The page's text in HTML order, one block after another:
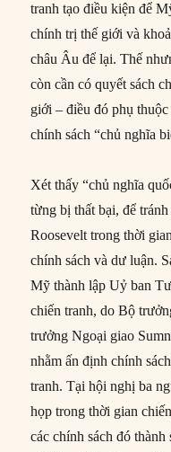
tranh tạo điều kiện để
chính trị thế giới và
châu Âu để lại. Thế
còn cần có quyết sách
giới – điều đó phụ
chính sách “chủ nghĩa
Xét thấy “chủ nghĩa
từng bị thất bại, để
Roosevelt trong thời
chính sách và dư luận.
Mỹ thành lập Uỷ ban
chiến tranh, do Bộ
trưởng Ngoại giao
nhằm ấn định chính
tranh. Tại hội nghị ba
họp trong thời gian
các chính sách đó